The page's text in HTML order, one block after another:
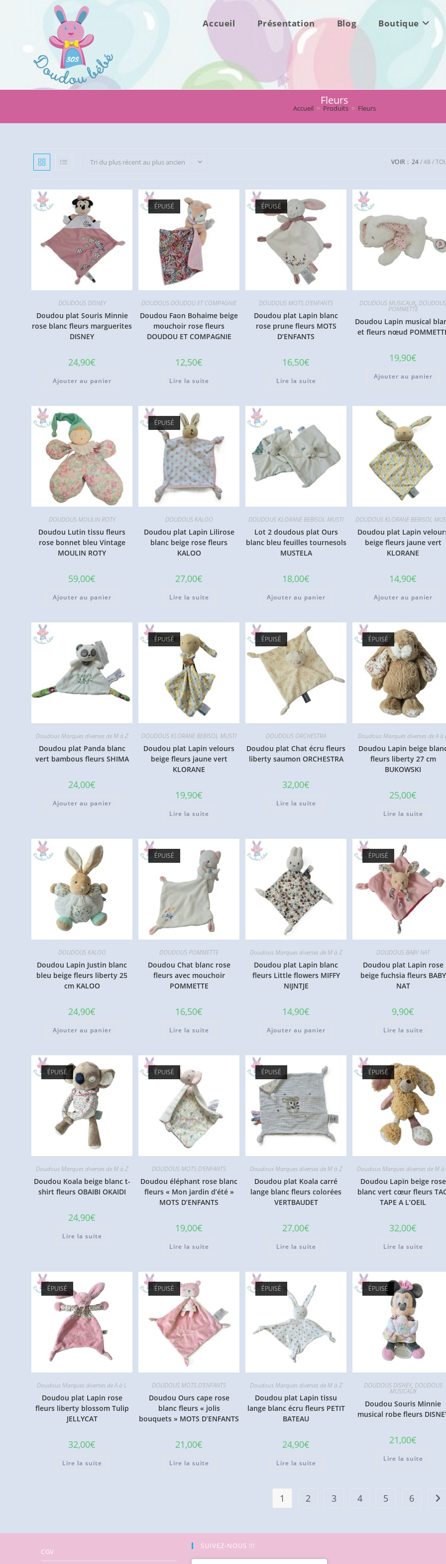
Accueil Présentation Blog Boutique
Fleurs
Accueil > Produits > Fleurs
Tri du plus récent au plus ancien VOIR : 24 48
DOUDOUS DISNEY
Doudou plat Souris Minnie
rose blanc fleurs marguerites
DISNEY
24,90€
Ajouter au panier
ÉPUISÉ
DOUDOUS DOUDOU ET COMPAGNIE
Doudou Faon Bohaime beige
mouchoir rose fleurs
DOUDOU ET COMPAGNIE
12,50€
Lire la suite
ÉPUISÉ
DOUDOUS MOTS D'ENFANTS
Doudou plat Lapin blanc
rose prune fleurs MOTS
D’ENFANTS
16,50€
Lire la suite
DOUDOUS MUSICAUX,
POMMETTE
Doudou Lapin musical
et fleurs nœud
19,90€
Ajouter au panier
DOUDOUS MOULIN ROTY
Doudou Lutin tissu fleurs
rose bonnet bleu Vintage
MOULIN ROTY
59,00€
Ajouter au panier
ÉPUISÉ
DOUDOUS KALOO
Doudou plat Lapin Lilirose
blanc beige rose fleurs
KALOO
27,00€
Lire la suite
DOUDOUS KLORANE BEBISOL MUSTI
Lot 2 doudous plat Ours
blanc bleu feuilles tournesols
MUSTELA
18,00€
Ajouter au panier
DOUDOUS KLORANE BEBISOL
Doudou plat Lapin
beige fleurs jaune vert
KLORANE
14,90€
Ajouter au panier
Doudous Marques diverses de M à Z
Doudou plat Panda blanc
vert bambous fleurs SHIMA
24,00€
Ajouter au panier
ÉPUISÉ
DOUDOUS KLORANE BEBISOL MUSTI
Doudou plat Lapin velours
beige fleurs jaune vert
KLORANE
19,90€
Lire la suite
ÉPUISÉ
DOUDOUS ORCHESTRA
Doudou plat Chat écru fleurs
liberty saumon ORCHESTRA
32,00€
Lire la suite
ÉPUISÉ
Doudous Marques diverses de A à
Doudou Lapin beige
fleurs liberty 27 cm
BUKOWSKI
25,00€
Lire la suite
DOUDOUS KALOO
Doudou Lapin Justin blanc
bleu beige fleurs liberty 25
cm KALOO
24,90€
Ajouter au panier
ÉPUISÉ
DOUDOUS POMMETTE
Doudou Chat blanc rose
fleurs avec mouchoir
POMMETTE
16,50€
Lire la suite
Doudous Marques diverses de M à Z
Doudou plat Lapin blanc
fleurs Little flowers MIFFY
NIJNTJE
14,90€
Ajouter au panier
ÉPUISÉ
DOUDOUS BABY NAT
Doudou plat Lapin rose
beige fuchsia fleurs BABY
NAT
9,90€
Lire la suite
ÉPUISÉ
Doudous Marques diverses de M à Z
Doudou Koala beige blanc t-
shirt fleurs OBAIBI OKAIDI
24,90€
Lire la suite
ÉPUISÉ
DOUDOUS MOTS D'ENFANTS
Doudou éléphant rose blanc
fleurs « Mon jardin d’été »
MOTS D’ENFANTS
19,00€
Lire la suite
ÉPUISÉ
Doudous Marques diverses de M à Z
Doudou plat Koala carré
lange blanc fleurs colorées
VERTBAUDET
27,00€
Lire la suite
ÉPUISÉ
Doudous Marques diverses de M à
Doudou Lapin beige rose
blanc vert cœur fleurs
TAPE A L’OEIL
32,00€
Lire la suite
ÉPUISÉ
Doudous Marques diverses de A à L
Doudou plat Lapin rose
fleurs liberty blossom Tulip
JELLYCAT
32,00€
Lire la suite
ÉPUISÉ
DOUDOUS MOTS D'ENFANTS
Doudou Ours cape rose
blanc fleurs « jolis
bouquets » MOTS D’ENFANTS
21,00€
Lire la suite
ÉPUISÉ
Doudous Marques diverses de M à Z
Doudou plat Lapin tissu
lange blanc écru fleurs PETIT
BATEAU
24,90€
Lire la suite
ÉPUISÉ
DOUDOUS DISNEY, DOUDOUS
MUSICAUX
Doudou Souris Minnie
musical robe fleurs
21,00€
Lire la suite
1 2 3 4 5 6
CGV
SUIVEZ-NOUS !!!